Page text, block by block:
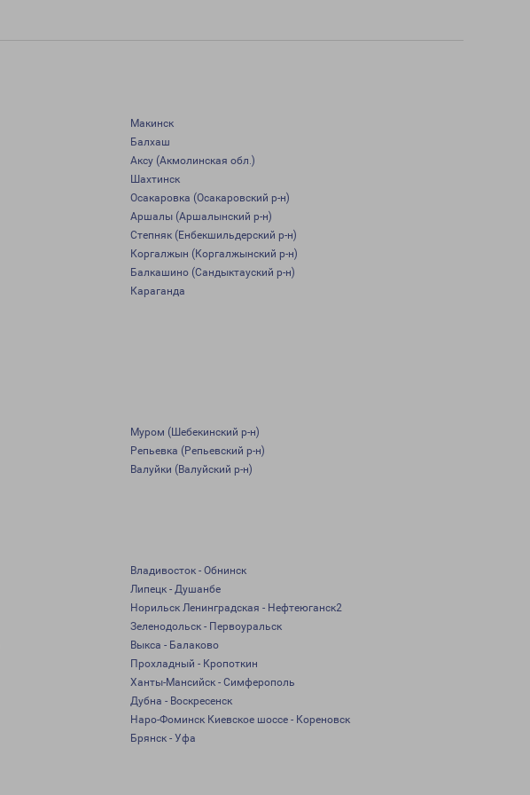
Макинск
Балхаш
Аксу (Акмолинская обл.)
Шахтинск
Осакаровка (Осакаровский р-н)
Аршалы (Аршалынский р-н)
Степняк (Енбекшильдерский р-н)
Коргалжын (Коргалжынский р-н)
Балкашино (Сандыктауский р-н)
Караганда
Муром (Шебекинский р-н)
Репьевка (Репьевский р-н)
Валуйки (Валуйский р-н)
Владивосток - Обнинск
Липецк - Душанбе
Норильск Ленинградская - Нефтеюганск2
Зеленодольск - Первоуральск
Выкса - Балаково
Прохладный - Кропоткин
Ханты-Мансийск - Симферополь
Дубна - Воскресенск
Наро-Фоминск Киевское шоссе - Кореновск
Брянск - Уфа